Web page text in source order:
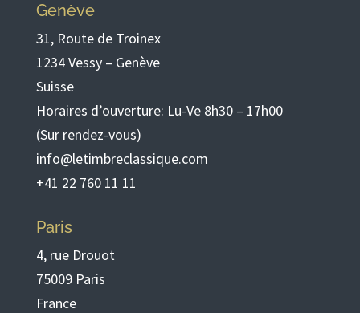
Genève
31, Route de Troinex
1234 Vessy – Genève
Suisse
Horaires d’ouverture: Lu-Ve 8h30 – 17h00
(Sur rendez-vous)
info@letimbreclassique.com
+41 22 760 11 11
Paris
4, rue Drouot
75009 Paris
France